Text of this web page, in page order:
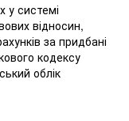
у системі
відносин,
за придбані
кодексу
облік